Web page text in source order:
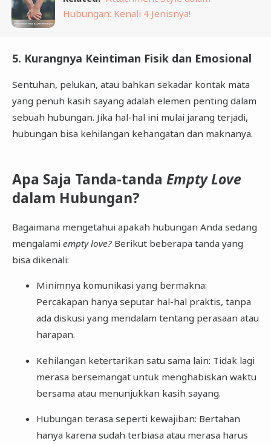
Hubungan: Kenali 4 Jenisnya!
5. Kurangnya Keintiman Fisik dan Emosional
Sentuhan, pelukan, atau bahkan sekadar kontak mata
yang penuh kasih sayang adalah elemen penting dalam
sebuah hubungan. Jika hal-hal ini mulai jarang terjadi,
hubungan bisa kehilangan kehangatan dan maknanya.
Apa Saja Tanda-tanda Empty Love
dalam Hubungan?
Bagaimana mengetahui apakah hubungan Anda sedang
mengalami empty love?Berikut beberapa tanda yang
bisa dikenali:
Minimnya komunikasi yang bermakna:
Percakapan hanya seputar hal-hal praktis, tanpa
ada diskusi yang mendalam tentang perasaan atau
harapan.
Kehilangan ketertarikan satu sama lain: Tidak lagi
merasa bersemangat untuk menghabiskan waktu
bersama atau menunjukkan kasih sayang.
Hubungan terasa seperti kewajiban: Bertahan
hanya karena sudah terbiasa atau merasa harus